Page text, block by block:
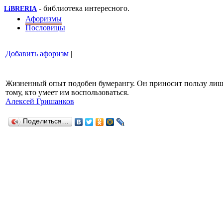
LiBRERIA - библиотека интересного.
Афоризмы
Пословицы
Добавить афоризм |
Жизненный опыт подобен бумерангу. Он приносит пользу
тому, кто умеет им воспользоваться.
Алексей Гришанков
Поделиться…